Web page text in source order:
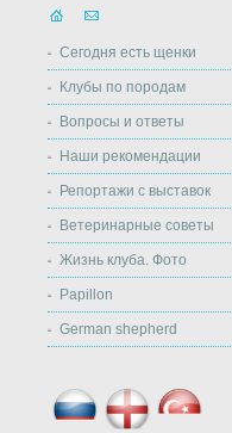
Сегодня есть щенки
Клубы по породам
Вопросы и ответы
Наши рекомендации
Репортажи с выставок
Ветеринарные советы
Жизнь клуба. Фото
Papillon
German shepherd